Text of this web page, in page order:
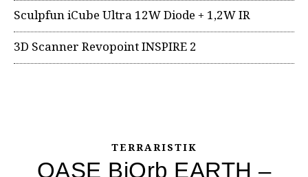
Sculpfun iCube Ultra 12W Diode + 1,2W IR
3D Scanner Revopoint INSPIRE 2
TERRARISTIK
OASE BiOrb EARTH –